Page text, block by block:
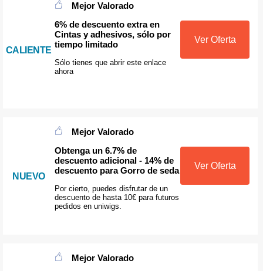
CALIENTE
Mejor Valorado
6% de descuento extra en
Cintas y adhesivos, sólo por
tiempo limitado
Sólo tienes que abrir este enlace
ahora
Ver Oferta
NUEVO
Mejor Valorado
Obtenga un 6.7% de
descuento adicional - 14% de
descuento para Gorro de seda
Por cierto, puedes disfrutar de un
descuento de hasta 10€ para futuros
pedidos en uniwigs.
Ver Oferta
Mejor Valorado